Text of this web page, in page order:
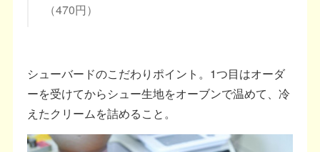
（470円）
シューバードのこだわりポイント。1つ目はオーダ
ーを受けてからシュー生地をオーブンで温めて、冷
えたクリームを詰めること。